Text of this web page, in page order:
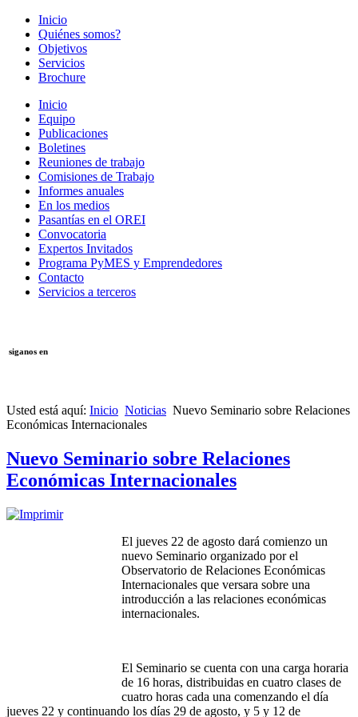
Inicio
Quiénes somos?
Objetivos
Servicios
Brochure
Inicio
Equipo
Publicaciones
Boletines
Reuniones de trabajo
Comisiones de Trabajo
Informes anuales
En los medios
Pasantías en el OREI
Convocatoria
Expertos Invitados
Programa PyMES y Emprendedores
Contacto
Servicios a terceros
siganos en
Usted está aquí: Inicio Noticias Nuevo Seminario sobre Relaciones
Económicas Internacionales
Nuevo Seminario sobre Relaciones
Económicas Internacionales
El jueves 22 de agosto dará comienzo un
nuevo Seminario organizado por el
Observatorio de Relaciones Económicas
Internacionales que versara sobre una
introducción a las relaciones económicas
internacionales.
El Seminario se cuenta con una carga horaria
de 16 horas, distribuidas en cuatro clases de
cuatro horas cada una comenzando el día
jueves 22 y continuando los días 29 de agosto, y 5 y 12 de